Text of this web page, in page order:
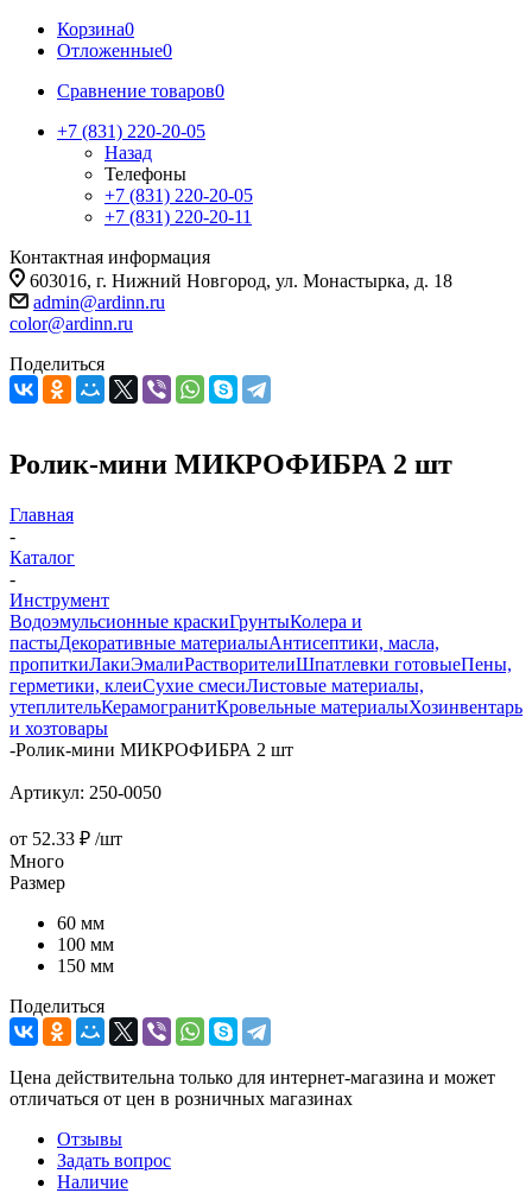
Корзина0
Отложенные0
Сравнение товаров0
+7 (831) 220-20-05
Назад
Телефоны
+7 (831) 220-20-05
+7 (831) 220-20-11
Контактная информация
603016, г. Нижний Новгород, ул. Монастырка, д. 18
admin@ardinn.ru
color@ardinn.ru
Поделиться
Ролик-мини МИКРОФИБРА 2 шт
Главная
-
Каталог
-
Инструмент
Водоэмульсионные краскиГрунтыКолера и
пастыДекоративные материалыАнтисептики, масла,
пропиткиЛакиЭмалиРастворителиШпатлевки готовыеПены,
герметики, клеиСухие смесиЛистовые материалы,
утеплительКерамогранитКровельные материалыХозинвентарь
и хозтовары
-Ролик-мини МИКРОФИБРА 2 шт
Артикул: 250-0050
от 52.33 ₽ /шт
Много
Размер
60 мм
100 мм
150 мм
Поделиться
Цена действительна только для интернет-магазина и может
отличаться от цен в розничных магазинах
Отзывы
Задать вопрос
Наличие